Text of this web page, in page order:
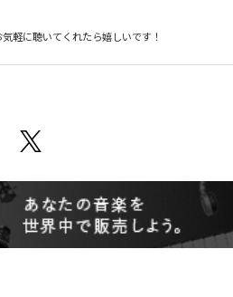
軽に聴いてくれたら嬉しいです！